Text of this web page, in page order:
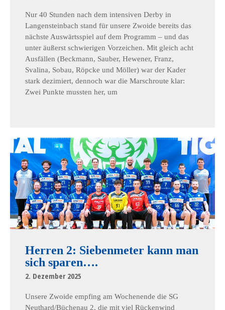
Nur 40 Stunden nach dem intensiven Derby in
Langensteinbach stand für unsere Zwoide bereits das
nächste Auswärtsspiel auf dem Programm – und das
unter äußerst schwierigen Vorzeichen. Mit gleich acht
Ausfällen (Beckmann, Sauber, Hewener, Franz,
Svalina, Sobau, Röpcke und Möller) war der Kader
stark dezimiert, dennoch war die Marschroute klar:
Zwei Punkte mussten her, um
Herren 2: Siebenmeter kann man
sich sparen….
2. Dezember 2025
Unsere Zwoide empfing am Wochenende die SG
Neuthard/Büchenau 2, die mit viel Rückenwind